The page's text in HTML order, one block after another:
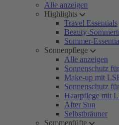
Alle anzeigen
Highlights
Travel Essentials
Beauty-
Sommer-
Sonnenpflege
Alle anzeigen
Sonnenschutz
Make-up mit
Sonnenschutz
Haarpflege mit
After Sun
Selbstbräuner
Sommerdüfte